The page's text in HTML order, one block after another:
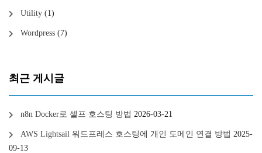
Utility (1)
Wordpress (7)
최근 게시글
n8n Docker로 셀프 호스팅 방법 2026-03-21
AWS Lightsail 워드프레스 호스팅에 개인 도메인 연결 방법 2025-
09-13